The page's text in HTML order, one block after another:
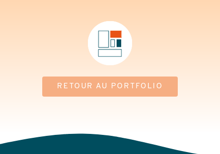
RETOUR AU PORTFOLIO